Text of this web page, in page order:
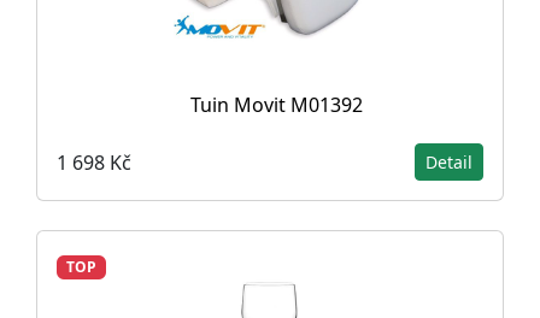
Tuin Movit M01392
1 698 Kč Detail
TOP